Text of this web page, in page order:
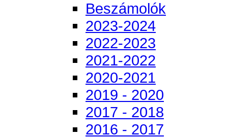
Beszámolók
2023-2024
2022-2023
2021-2022
2020-2021
2019 - 2020
2017 - 2018
2016 - 2017